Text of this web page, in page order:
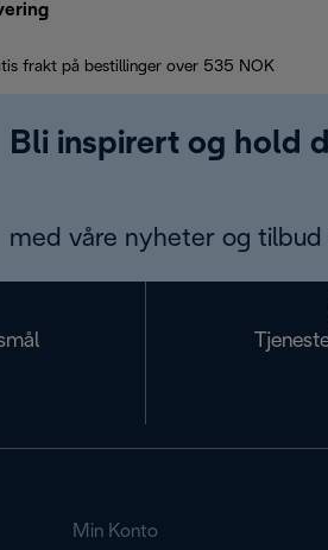
frakt på bestillinger over 535 NOK
Bli inspirert og hold
med våre nyheter og tilbud
Min Konto